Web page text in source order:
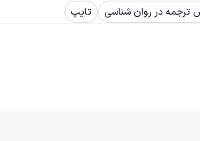
در روان شناسی تایپ